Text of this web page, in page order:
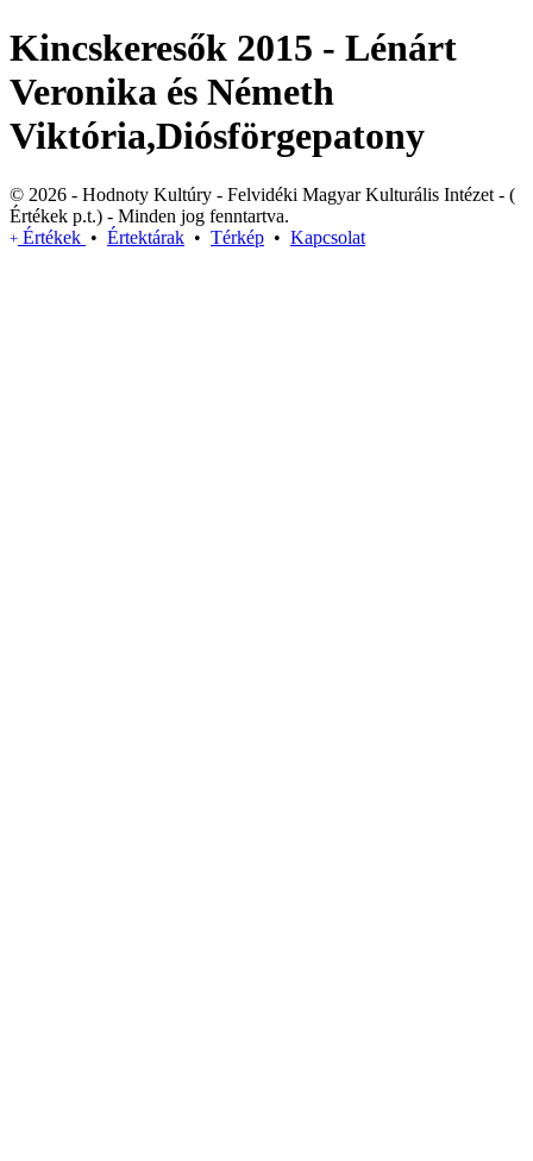
Kincskeresők 2015 - Lénárt
Veronika és Németh
Viktória,Diósförgepatony
© 2026 - Hodnoty Kultúry - Felvidéki Magyar Kulturális Intézet - (
Értékek p.t.) - Minden jog fenntartva.
+ Értékek • Értektárak • Térkép • Kapcsolat